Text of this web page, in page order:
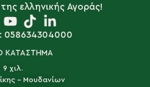
ελληνικής Αγοράς!
058634304000
ΚΑΤΑΣΤΗΜΑ
9 χιλ.
- Μουδανίων